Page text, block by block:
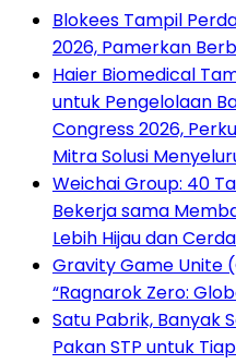
Blokees Tampil
2026, Pamerkan
Haier Biomedical
untuk Pengelolaan
Congress 2026,
Mitra Solusi
Weichai Group: 40
Bekerja sama
Lebih Hijau dan
Gravity Game Unite
“Ragnarok Zero:
Satu Pabrik, Banyak
Pakan STP untuk